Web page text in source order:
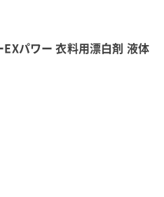
パワー 衣料用漂白剤 液体